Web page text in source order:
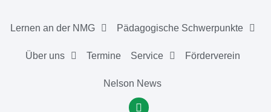
Lernen an der NMG Pädagogische Schwerpunkte
Über uns Termine Service Förderverein
Nelson News